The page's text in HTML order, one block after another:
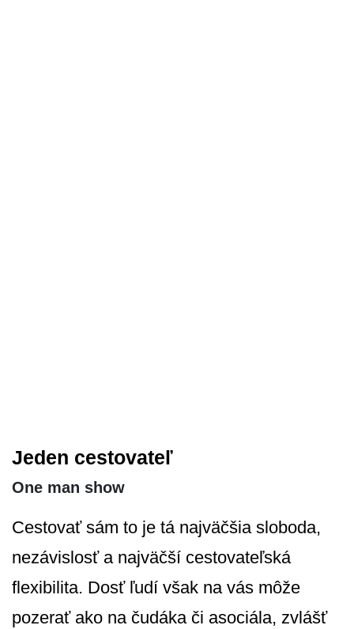
Jeden cestovateľ
One man show
Cestovať sám to je tá najväčšia sloboda,
nezávislosť a najväčší cestovateľská
flexibilita. Dosť ľudí však na vás môže
pozerať ako na čudáka či asociála, zvlášť